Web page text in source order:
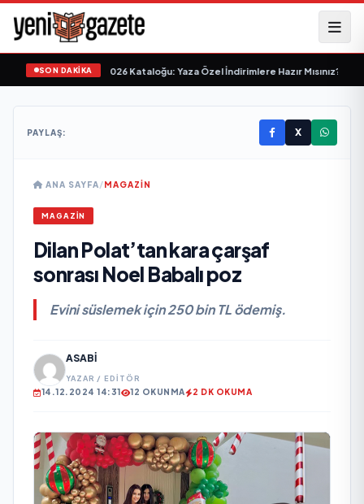
SON DAKİKA
24-30 Haziran 2026 Kataloğu: Yaza Özel İndirimlere Hazır Mısınız?•
PAYLAŞ: X
ANA SAYFA/MAGAZIN
MAGAZIN
Dilan Polat’tan kara çarşaf
sonrası Noel Babalı poz
Evini süslemek için 250 bin TL ödemiş.
ASABI
YAZAR / EDITÖR
14.12.2024 14:31 12 OKUNMA 2 DK OKUMA